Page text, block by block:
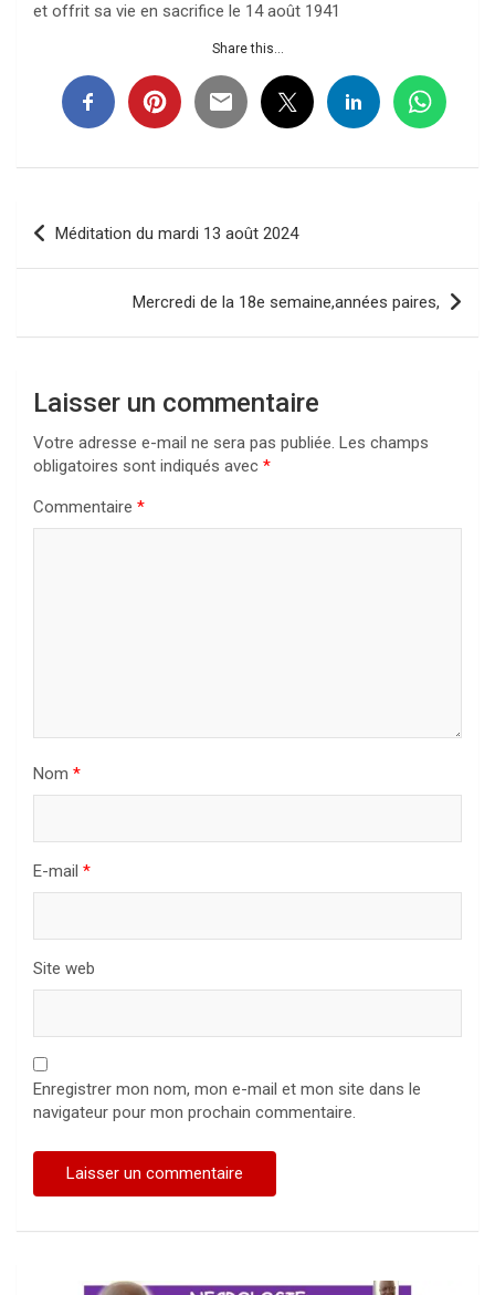
et offrit sa vie en sacrifice le 14 août 1941
Share this...
Navigation
de
Méditation du mardi 13 août 2024
Mercredi de la 18e semaine,années paires,
Laisser un commentaire
Votre adresse e-mail ne sera pas publiée. Les champs
obligatoires sont indiqués avec *
Commentaire *
Nom *
E-mail *
Site web
Enregistrer mon nom, mon e-mail et mon site dans le
navigateur pour mon prochain commentaire.